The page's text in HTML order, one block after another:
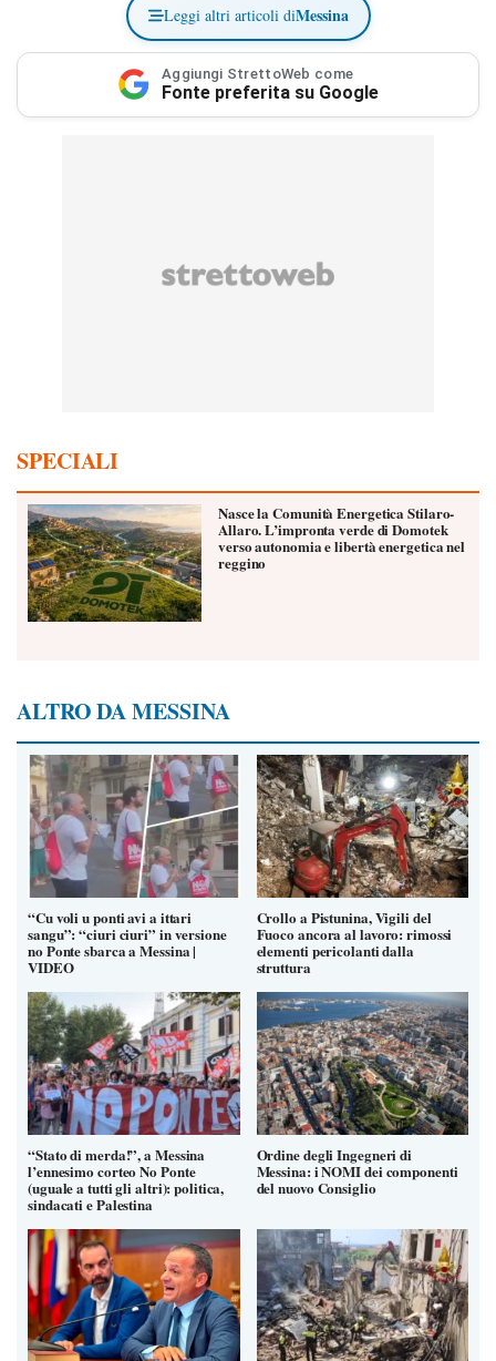
Leggi altri articoli diMessina
Aggiungi StrettoWeb come
Fonte preferita su Google
SPECIALI
Nasce la Comunità Energetica Stilaro-
Allaro. L’impronta verde di Domotek
verso autonomia e libertà energetica nel
reggino
ALTRO DA MESSINA
“Cu voli u ponti avi a ittari
sangu”: “ciuri ciuri” in versione
no Ponte sbarca a Messina |
VIDEO
Crollo a Pistunina, Vigili del
Fuoco ancora al lavoro: rimossi
elementi pericolanti dalla
struttura
“Stato di merda!”, a Messina
l’ennesimo corteo No Ponte
(uguale a tutti gli altri): politica,
sindacati e Palestina
Ordine degli Ingegneri di
Messina: i NOMI dei componenti
del nuovo Consiglio